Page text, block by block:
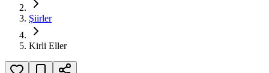
Şiirler
Kirli Eller